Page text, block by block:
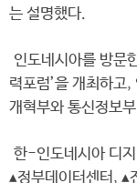
는 설명했다.
인도네시아를 방문
력포럼’을 개최하고
개혁부와 통신정보
한-인도네시아 디
▴정부데이터센터, ▴